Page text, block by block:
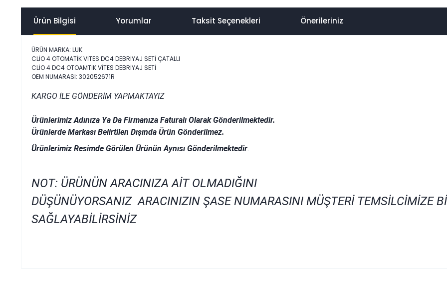
Ürün Bilgisi Yorumlar Taksit Seçenekleri Önerileriniz
ÜRÜN MARKA: LUK
CLİO 4 OTOMATİK VİTES DC4 DEBRİYAJ SETİ ÇATALLI
CLİO 4 DC4 OTOAMTİK VİTES DEBRİYAJ SETİ
OEM NUMARASI: 302052671R
KARGO İLE GÖNDERİM YAPMAKTAYIZ
Ürünlerimiz Adınıza Ya Da Firmanıza Faturalı Olarak Gönderilmektedir.
Ürünlerde Markası Belirtilen Dışında Ürün Gönderilmez.
Ürünlerimiz Resimde Görülen Ürünün Aynısı Gönderilmektedir.
NOT: ÜRÜNÜN ARACINIZA AİT OLMADIĞINI
DÜŞÜNÜYORSANIZ ARACINIZIN ŞASE NUMARASINI MÜŞTERİ TEMSİLCİMİZE
SAĞLAYABİLİRSİNİZ